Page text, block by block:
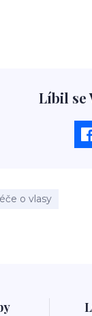
Líbil se
o vlasy